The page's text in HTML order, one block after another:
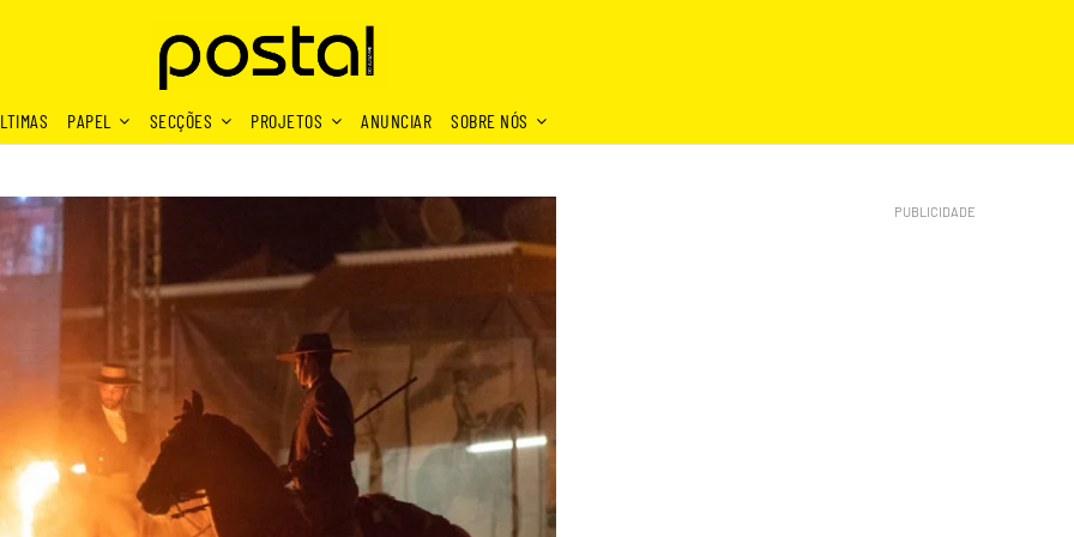
PAPEL SECÇÕES PROJETOS ANUNCIAR SOBRE NÓS